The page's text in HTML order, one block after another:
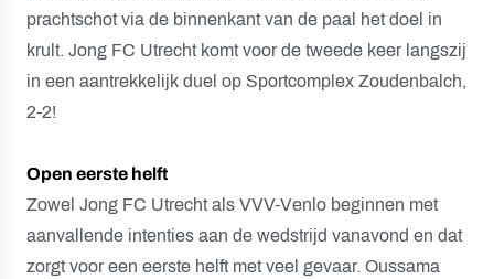
prachtschot via de binnenkant van de paal het doel in
krult. Jong FC Utrecht komt voor de tweede keer langszij
in een aantrekkelijk duel op Sportcomplex Zoudenbalch,
2-2!
Open eerste helft
Zowel Jong FC Utrecht als VVV-Venlo beginnen met
aanvallende intenties aan de wedstrijd vanavond en dat
zorgt voor een eerste helft met veel gevaar. Oussama